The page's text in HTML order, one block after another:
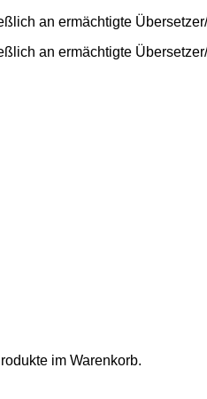
an ermächtigte
an ermächtigte
im Warenkorb.